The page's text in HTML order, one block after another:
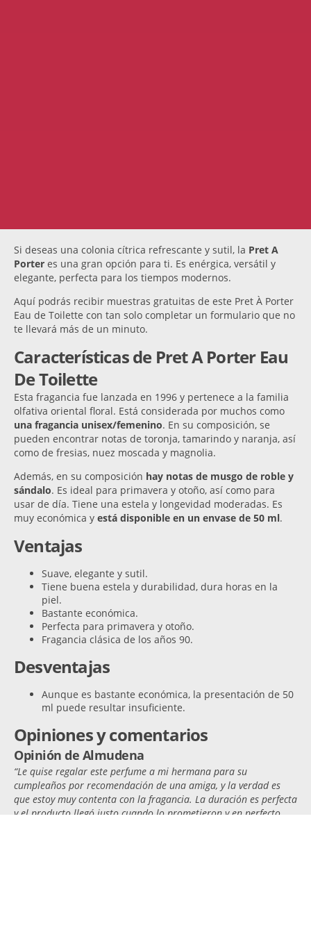
Si deseas una colonia cítrica refrescante y sutil, la Pret A
Porter es una gran opción para ti. Es enérgica, versátil y
elegante, perfecta para los tiempos modernos.
Aquí podrás recibir muestras gratuitas de este Pret À Porter
Eau de Toilette con tan solo completar un formulario que no
te llevará más de un minuto.
Características de Pret A Porter Eau
De Toilette
Esta fragancia fue lanzada en 1996 y pertenece a la familia
olfativa oriental floral. Está considerada por muchos como
una fragancia unisex/femenino. En su composición, se
pueden encontrar notas de toronja, tamarindo y naranja, así
como de fresias, nuez moscada y magnolia.
Además, en su composición hay notas de musgo de roble y
sándalo. Es ideal para primavera y otoño, así como para
usar de día. Tiene una estela y longevidad moderadas. Es
muy económica y está disponible en un envase de 50 ml.
Ventajas
Suave, elegante y sutil.
Tiene buena estela y durabilidad, dura horas en la
piel.
Bastante económica.
Perfecta para primavera y otoño.
Fragancia clásica de los años 90.
Desventajas
Aunque es bastante económica, la presentación de 50
ml puede resultar insuficiente.
Opiniones y comentarios
Opinión de Almudena
“Le quise regalar este perfume a mi hermana para su
cumpleaños por recomendación de una amiga, y la verdad es
que estoy muy contenta con la fragancia. La duración es perfecta
y el producto llegó justo cuando lo prometieron y en perfecto